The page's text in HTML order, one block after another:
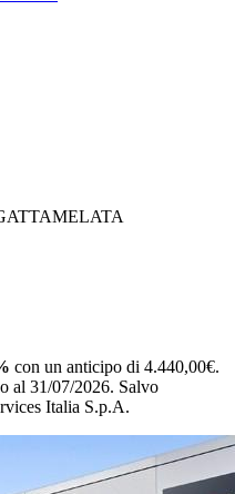
con un anticipo di 4.440,00€.
al 31/07/2026. Salvo
Italia S.p.A.